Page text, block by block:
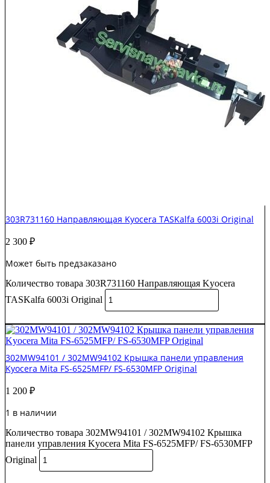
303R731160 Направляющая Kyocera TASKalfa 6003i Original
2 300 ₽
Может быть предзаказано
Количество товара 303R731160 Направляющая Kyocera
TASKalfa 6003i Original
302MW94101 / 302MW94102 Крышка панели управления
Kyocera Mita FS-6525MFP/ FS-6530MFP Original
1 200 ₽
1 в наличии
Количество товара 302MW94101 / 302MW94102 Крышка
панели управления Kyocera Mita FS-6525MFP/ FS-6530MFP
Original